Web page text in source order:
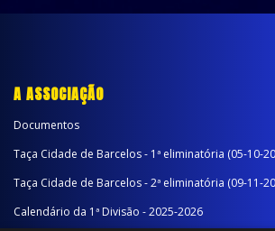
A ASSOCIAÇÃO
Documentos
Taça Cidade de Barcelos - 1ª eliminatória (05-10-
Taça Cidade de Barcelos - 2ª eliminatória (09-11-
Calendário da 1ª Divisão - 2025-2026